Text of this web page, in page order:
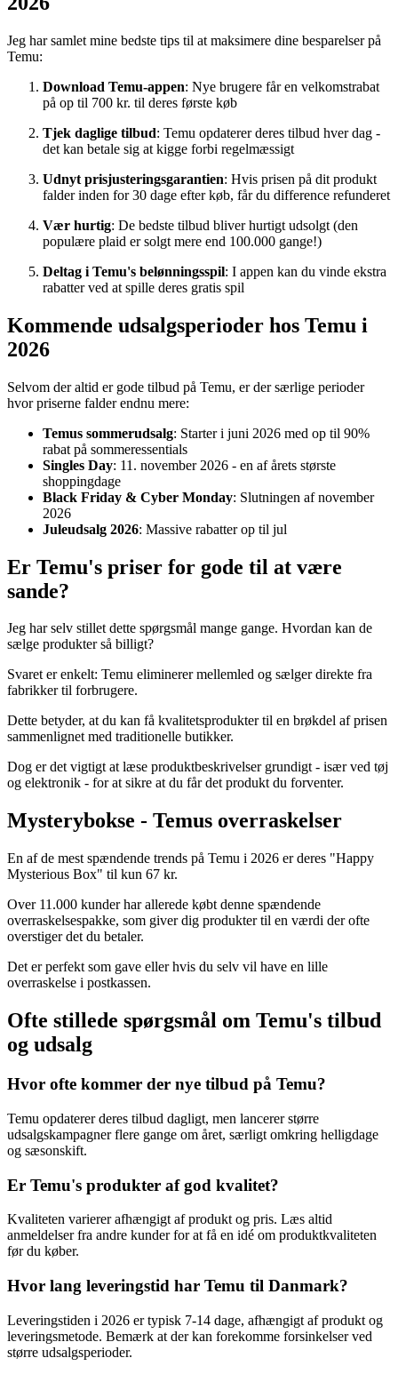
Jeg har samlet mine bedste tips til at maksimere dine besparelser på
Temu:
Download Temu-appen: Nye brugere får en velkomstrabat
på op til 700 kr. til deres første køb
Tjek daglige tilbud: Temu opdaterer deres tilbud hver dag -
det kan betale sig at kigge forbi regelmæssigt
Udnyt prisjusteringsgarantien: Hvis prisen på dit produkt
falder inden for 30 dage efter køb, får du difference refunderet
Vær hurtig: De bedste tilbud bliver hurtigt udsolgt (den
populære plaid er solgt mere end 100.000 gange!)
Deltag i Temu's belønningsspil: I appen kan du vinde ekstra
rabatter ved at spille deres gratis spil
Kommende udsalgsperioder hos Temu i
2026
Selvom der altid er gode tilbud på Temu, er der særlige perioder
hvor priserne falder endnu mere:
Temus sommerudsalg: Starter i juni 2026 med op til 90%
rabat på sommeressentials
Singles Day: 11. november 2026 - en af årets største
shoppingdage
Black Friday & Cyber Monday: Slutningen af november
2026
Juleudsalg 2026: Massive rabatter op til jul
Er Temu's priser for gode til at være
sande?
Jeg har selv stillet dette spørgsmål mange gange. Hvordan kan de
sælge produkter så billigt?
Svaret er enkelt: Temu eliminerer mellemled og sælger direkte fra
fabrikker til forbrugere.
Dette betyder, at du kan få kvalitetsprodukter til en brøkdel af prisen
sammenlignet med traditionelle butikker.
Dog er det vigtigt at læse produktbeskrivelser grundigt - især ved tøj
og elektronik - for at sikre at du får det produkt du forventer.
Mysterybokse - Temus overraskelser
En af de mest spændende trends på Temu i 2026 er deres "Happy
Mysterious Box" til kun 67 kr.
Over 11.000 kunder har allerede købt denne spændende
overraskelsespakke, som giver dig produkter til en værdi der ofte
overstiger det du betaler.
Det er perfekt som gave eller hvis du selv vil have en lille
overraskelse i postkassen.
Ofte stillede spørgsmål om Temu's tilbud
og udsalg
Hvor ofte kommer der nye tilbud på Temu?
Temu opdaterer deres tilbud dagligt, men lancerer større
udsalgskampagner flere gange om året, særligt omkring helligdage
og sæsonskift.
Er Temu's produkter af god kvalitet?
Kvaliteten varierer afhængigt af produkt og pris. Læs altid
anmeldelser fra andre kunder for at få en idé om produktkvaliteten
før du køber.
Hvor lang leveringstid har Temu til Danmark?
Leveringstiden i 2026 er typisk 7-14 dage, afhængigt af produkt og
leveringsmetode. Bemærk at der kan forekomme forsinkelser ved
større udsalgsperioder.